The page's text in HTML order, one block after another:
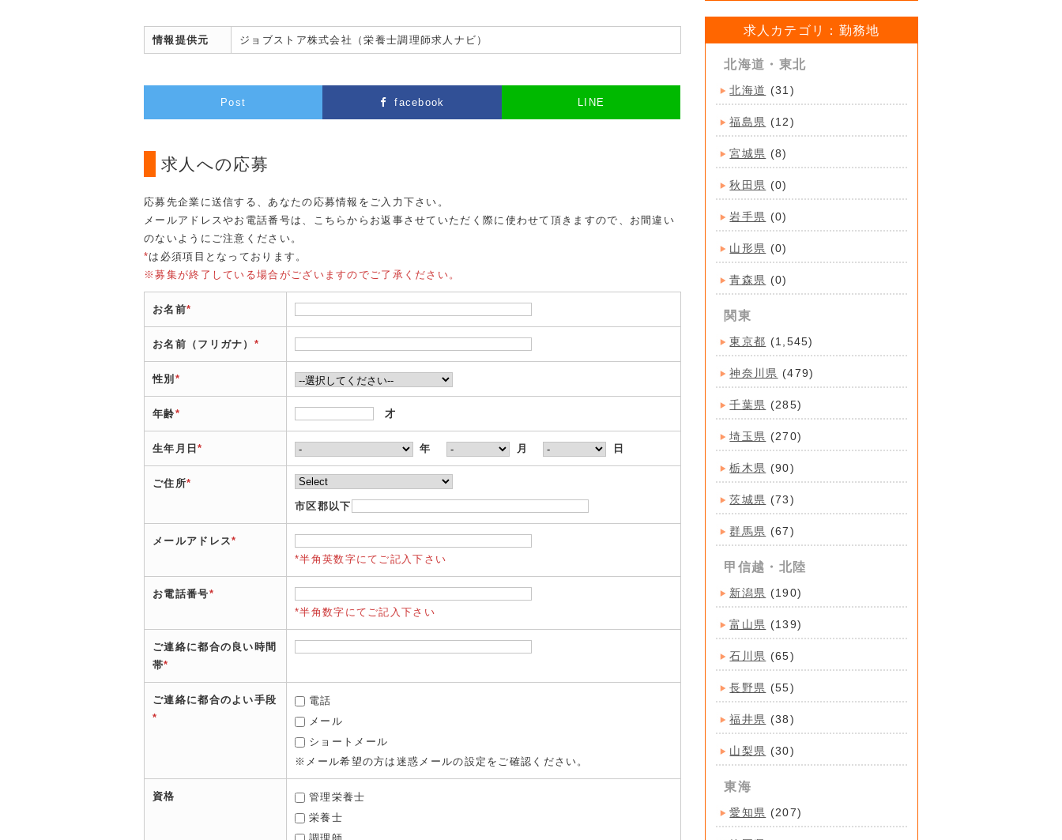
情報提供元 ジョブストア株式会社（栄養士調理師求人ナビ）
Post facebook LINE
求人への応募
応募先企業に送信する、あなたの応募情報をご入力下さい。
メールアドレスやお電話番号は、こちらからお返事させていただく際に使わせて頂きますので、お間違い
のないようにご注意ください。
*は必須項目となっております。
※募集が終了している場合がございますのでご了承ください。
お名前*
お名前（フリガナ） *
性別 *
年齢* 才
生年月日* 年 月 日
ご住所*
市区郡以下
メールアドレス*
*半角英数字にてご記入下さい
お電話番号*
*半角数字にてご記入下さい
ご連絡に都合の良い時間
帯*
ご連絡に都合のよい手段
*
電話
メール
ショートメール
※メール希望の方は迷惑メールの設定をご確認ください。
資格
管理栄養士
栄養士
求人カテゴリ：勤務地
北海道・東北
北海道 (31)
福島県 (12)
宮城県 (8)
秋田県 (0)
岩手県 (0)
山形県 (0)
青森県 (0)
関東
東京都 (1,545)
神奈川県 (479)
千葉県 (285)
埼玉県 (270)
栃木県 (90)
茨城県 (73)
群馬県 (67)
甲信越・北陸
新潟県 (190)
富山県 (139)
石川県 (65)
長野県 (55)
福井県 (38)
山梨県 (30)
東海
愛知県 (207)